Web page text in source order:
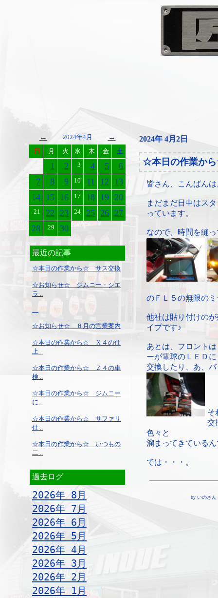
← 2024年4月 →
日 月 火 水 木 金 土
1 2 3 4 5
6
7
8 9 10 11 12
13
14 15 16 17 18 19 20
21 22 23 24 25 26 27
28
29 30
最近の記事
☆本日の作業から☆ サス交換
☆お知らせ☆ ジムニー・シエ
ラ ..
☆お知らせ☆ ８月の営業案内
☆本日の作業から☆ Ｘ４の仕
上 ..
☆本日の作業から☆ Ｚ４の車
検 ..
☆本日の作業から☆ ジムニー
に ..
☆本日の作業から☆ サファリ
仕 ..
☆本日の作業から☆ いつもの
二 ..
過去ログ
2026年 8月
2026年 7月
2026年 6月
2026年 5月
2026年 4月
2026年 3月
2026年 2月
2026年 1月
2024年 4月2日
☆本日の作業か
皆さん、こんばんは
まだまだ日中はス
っています。
なので、時間を縫
のＦＬ５の無限の
他社は貼り付けの
イプです♪
あとは、フロント
ーが電球のＬＥＤに
交換したり、あ、
そ
交
色々と
溜まってきている
では・・・。
by いのさん